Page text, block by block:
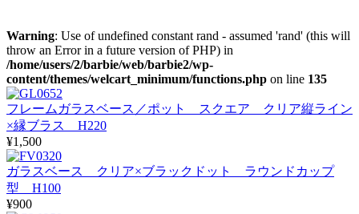
Warning: Use of undefined constant rand - assumed 'rand' (this will
throw an Error in a future version of PHP) in
/home/users/2/barbie/web/barbie2/wp-
content/themes/welcart_minimum/functions.php on line 135
フレームガラスベース／ポット スクエア クリア縦ライン
×縁ブラス H220
¥1,500
ガラスベース クリア×ブラックドット ラウンドカップ
型 H100
¥900